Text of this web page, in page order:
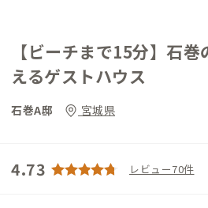
【ビーチまで15分】石
えるゲストハウス
石巻A邸 宮城県
4.73 レビュー70件